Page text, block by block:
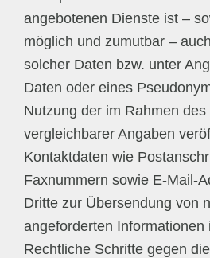
angebotenen Dienste ist –
möglich und zumutbar –
solcher Daten bzw. unter
Daten oder eines
Nutzung der im Rahmen
vergleichbarer Angaben
Kontaktdaten wie
Faxnummern sowie E-Mail-
Dritte zur Übersendung von
angeforderten Informationen
Rechtliche Schritte gegen